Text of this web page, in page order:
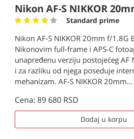
Nikon AF-S NIKKOR
Standard prime
Nikon AF-S NIKKOR 20mm f/1.8G
Nikonovim full-frame i APS-C
unapređenu verziju postojećeg AF
i za razliku od njega poseduje
mehanizam. AF-S NIKKOR 20mm...
Cena: 89 680 RSD
Dodaj u korpu